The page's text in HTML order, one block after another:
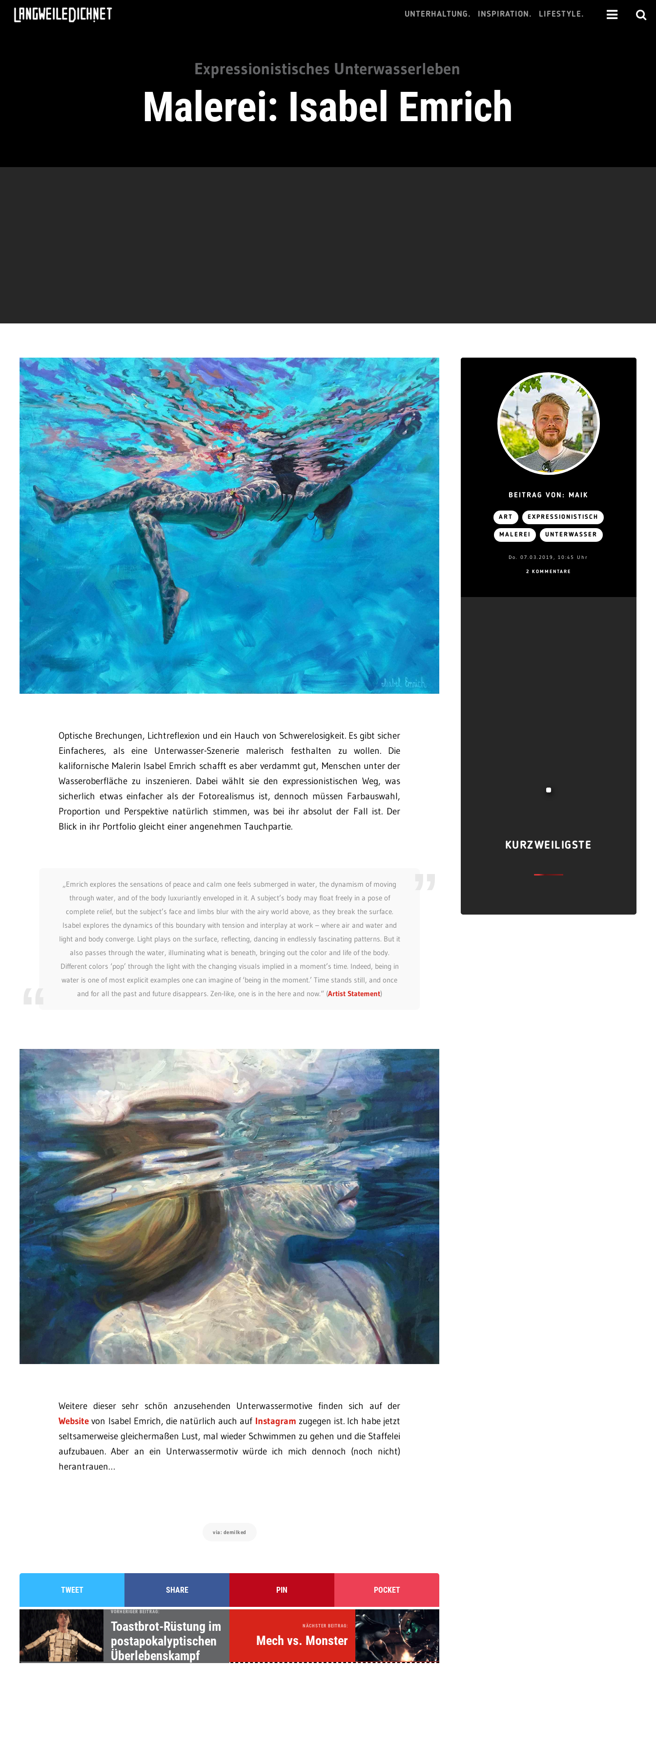
UNTERHALTUNG. INSPIRATION. LIFESTYLE.
Expressionistisches Unterwasserleben
Malerei: Isabel Emrich
Optische Brechungen, Lichtreflexion und ein Hauch von Schwerelosigkeit. Es gibt sicher
Einfacheres, als eine Unterwasser-Szenerie malerisch festhalten zu wollen. Die
kalifornische Malerin Isabel Emrich schafft es aber verdammt gut, Menschen unter der
Wasseroberfläche zu inszenieren. Dabei wählt sie den expressionistischen Weg, was
sicherlich etwas einfacher als der Fotorealismus ist, dennoch müssen Farbauswahl,
Proportion und Perspektive natürlich stimmen, was bei ihr absolut der Fall ist. Der
Blick in ihr Portfolio gleicht einer angenehmen Tauchpartie.
„Emrich explores the sensations of peace and calm one feels submerged in water, the dynamism of moving
through water, and of the body luxuriantly enveloped in it. A subject’s body may float freely in a pose of
complete relief, but the subject’s face and limbs blur with the airy world above, as they break the surface.
Isabel explores the dynamics of this boundary with tension and interplay at work – where air and water and
light and body converge. Light plays on the surface, reflecting, dancing in endlessly fascinating patterns. But it
also passes through the water, illuminating what is beneath, bringing out the color and life of the body.
Different colors ‘pop’ through the light with the changing visuals implied in a moment’s time. Indeed, being in
water is one of most explicit examples one can imagine of ‘being in the moment.’ Time stands still, and once
and for all the past and future disappears. Zen-like, one is in the here and now.“ (Artist Statement)
Weitere dieser sehr schön anzusehenden Unterwassermotive finden sich auf der
Website von Isabel Emrich, die natürlich auch auf Instagram zugegen ist. Ich habe jetzt
seltsamerweise gleichermaßen Lust, mal wieder Schwimmen zu gehen und die Staffelei
aufzubauen. Aber an ein Unterwassermotiv würde ich mich dennoch (noch nicht)
herantrauen…
via: demilked
TWEET SHARE PIN POCKET
VORHERIGER BEITRAG:
Toastbrot-Rüstung im
postapokalyptischen
Überlebenskampf
NÄCHSTER BEITRAG:
Mech vs. Monster
BEITRAG VON: MAIK
ART EXPRESSIONISTISCH
MALEREI UNTERWASSER
Do. 07.03.2019, 10:45 Uhr
2 KOMMENTARE
KURZWEILIGSTE